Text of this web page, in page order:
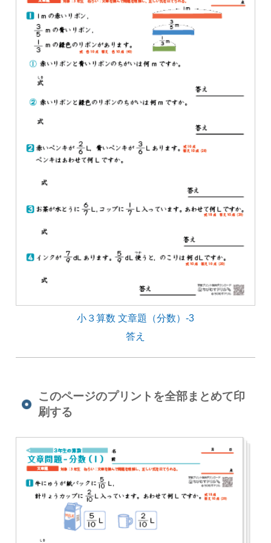
小３算数 文章題（分数）-3
答え
このページのプリントを全部まとめて印
刷する